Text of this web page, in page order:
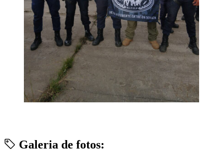
Galeria de fotos: